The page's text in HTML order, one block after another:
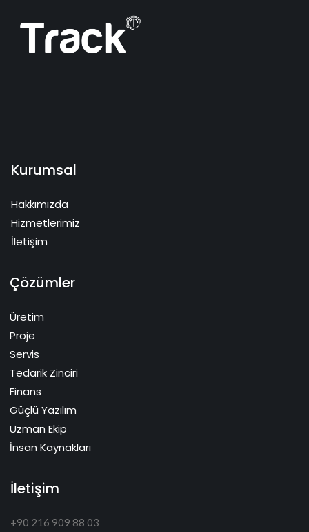
Kurumsal
Hakkımızda
Hizmetlerimiz
İletişim
Çözümler
Üretim
Proje
Servis
Tedarik Zinciri
Finans
Güçlü Yazılım
Uzman Ekip
İnsan Kaynakları
İletişim
+90 216 909 88 03